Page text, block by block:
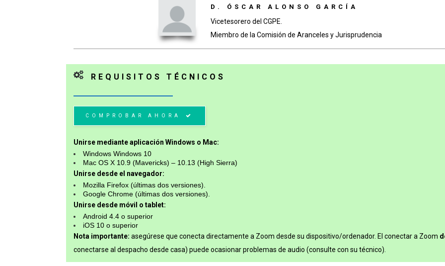
D. ÓSCAR ALONSO GARCÍA
Vicetesorero del CGPE.
Miembro de la Comisión de Aranceles y Jurisprudencia
REQUISITOS TÉCNICOS
COMPROBAR AHORA
Unirse mediante aplicación Windows o Mac:
Windows Windows 10
Mac OS X 10.9 (Mavericks) – 10.13 (High Sierra)
Unirse desde el navegador:
Mozilla Firefox (últimas dos versiones).
Google Chrome (últimas dos versiones).
Unirse desde móvil o tablet:
Android 4.4 o superior
iOS 10 o superior
Nota importante: asegúrese que conecta directamente a Zoom desde su dispositivo/ordenador. El conectar a Zoom
conectarse al despacho desde casa) puede ocasionar problemas de audio (consulte con su técnico).